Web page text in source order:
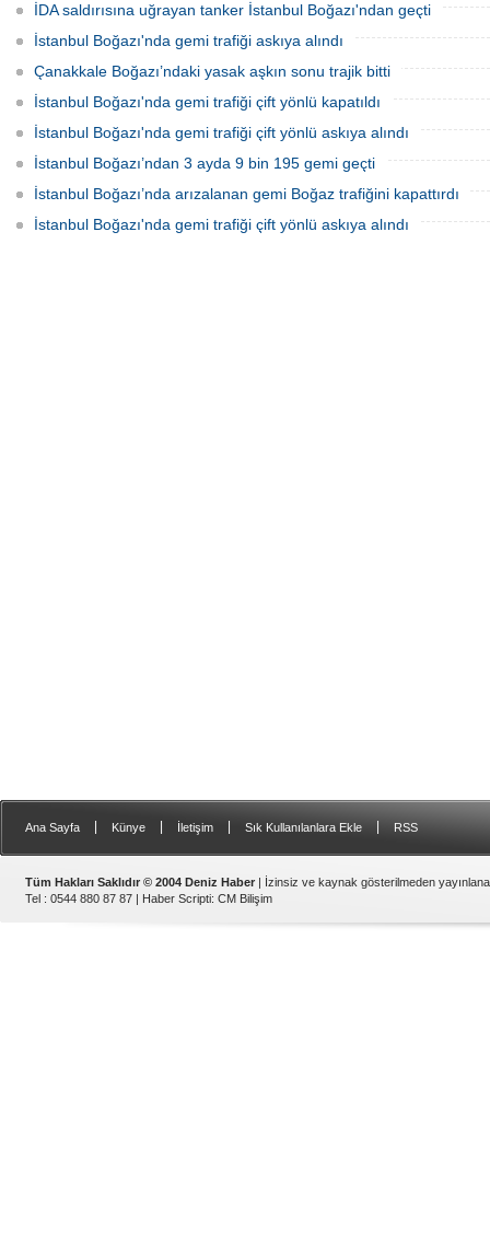
İDA saldırısına uğrayan tanker İstanbul Boğazı'ndan geçti
İstanbul Boğazı'nda gemi trafiği askıya alındı
Çanakkale Boğazı’ndaki yasak aşkın sonu trajik bitti
İstanbul Boğazı'nda gemi trafiği çift yönlü kapatıldı
İstanbul Boğazı'nda gemi trafiği çift yönlü askıya alındı
İstanbul Boğazı’ndan 3 ayda 9 bin 195 gemi geçti
İstanbul Boğazı’nda arızalanan gemi Boğaz trafiğini kapattırdı
İstanbul Boğazı'nda gemi trafiği çift yönlü askıya alındı
Ana Sayfa Künye İletişim Sık Kullanılanlara Ekle RSS
Tüm Hakları Saklıdır © 2004 Deniz Haber | İzinsiz ve kaynak gösterilmeden
Tel : 0544 880 87 87 | Haber Scripti: CM Bilişim